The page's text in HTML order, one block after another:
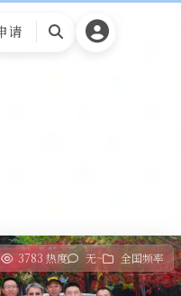
请
搜
3783 热度 无~ 全国频率